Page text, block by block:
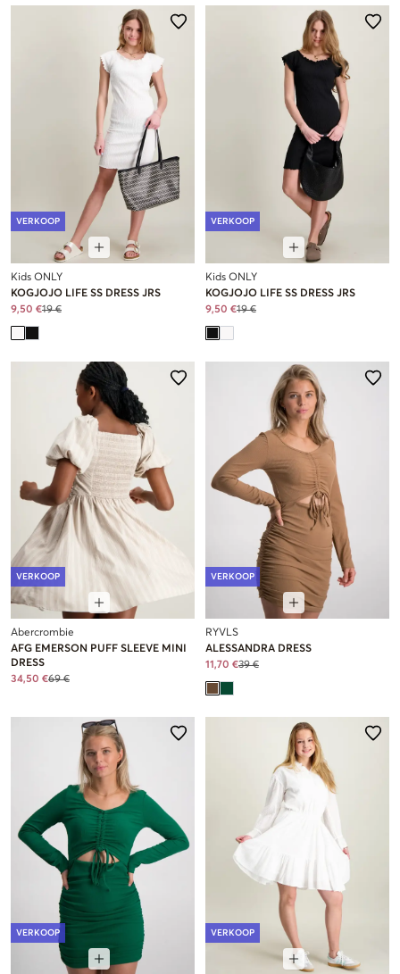
VERKOOP
Kids ONLY
KOGJOJO LIFE SS DRESS JRS
9,50 €19 €
VERKOOP
Kids ONLY
KOGJOJO LIFE SS DRESS JRS
9,50 €19 €
VERKOOP
Abercrombie
AFG EMERSON PUFF SLEEVE MINI
DRESS
34,50 €69 €
VERKOOP
RYVLS
ALESSANDRA DRESS
11,70 €39 €
VERKOOP VERKOOP